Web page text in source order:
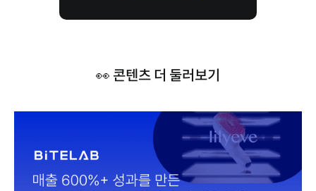
👀 콘텐츠 더 둘러보기